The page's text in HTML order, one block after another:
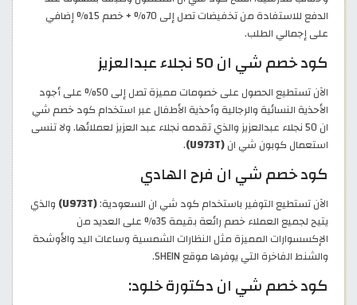
الدفع للاستفادة من تخفيضات تصل إلى 70% + خصم 15% إضافي
على إجمالي الطلب.
كود خصم شي ان 50 نجلاء عبدالعزيز
الآن تستطيع الحصول على خصومات مميزة تصل إلى 50% على أجود
الأحذية النسائية والرجالية وأحذية الأطفال عبر استخدام كود خصم شي
ان 50 نجلاء عبدالعزيز والذي تقدمه نجلاء عبد العزيز لعملائها. ولا تنسى
استعمال كوبون شي ان(U973T)
.
كود خصم شي ان فرح الهادي
الآن تستطيع التوفير باستخدام كود شي ان السعودية:(U973T)
والذي
يتيح لجميع العملاء خصم رائعة بقيمة 35% على العديد من
الإكسسوارات المميزة مثل النظارات الشمسية وساعات اليد والأوشحة
والشنط الفاخرة التي يوفرها موقع SHEIN.
كود خصم شي ان دكتورة خلود: